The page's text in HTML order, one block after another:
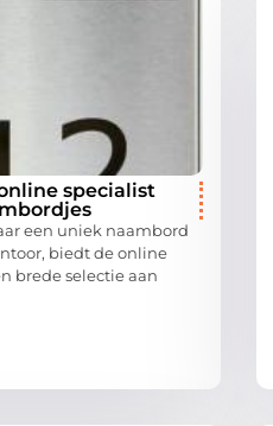
specialist
een uniek naambord
biedt de online
brede selectie aan